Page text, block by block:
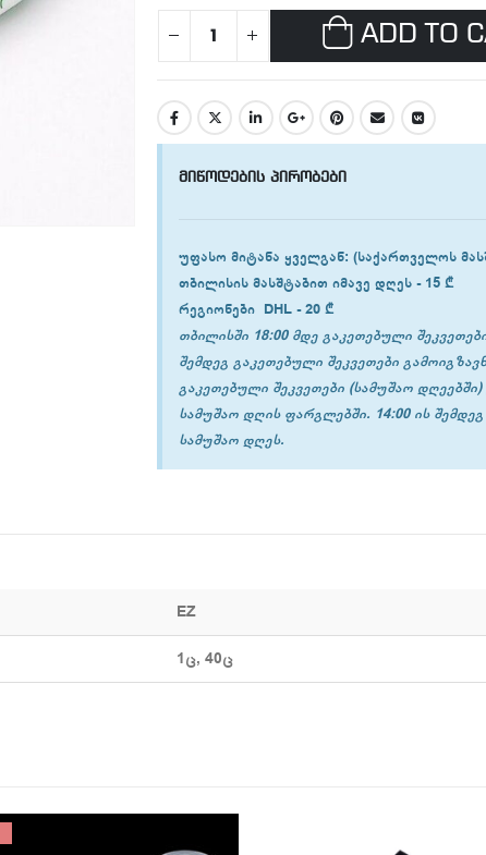
ADD TO
მიწოდების პირობები
უფასო მიტანა ყველგან: (საქართველოს
თბილისისმასშტაბით იმავე დღეს -15 ₾
რეგიონებიDHL -20 ₾
თბილისში 18:00 მდე გაკეთებული
შემდეგ გაკეთებული შეკვეთები
გაკეთებული შეკვეთები (სამუშაო
სამუშაო დღის ფარგლებში. 14:00 ის
სამუშაო დღეს.
EZ
1ც, 40ც